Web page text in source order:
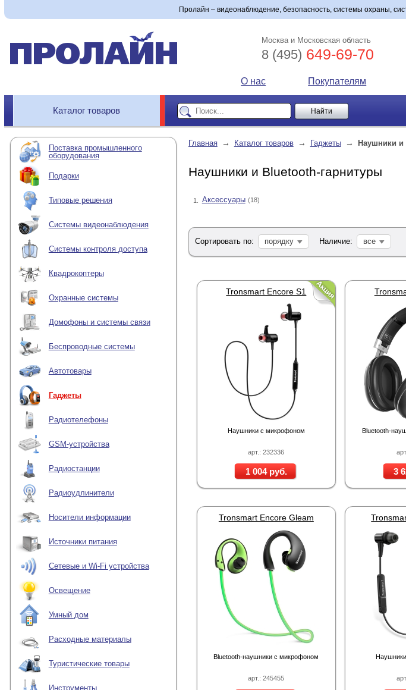
Пролайн – видеонаблюдение, безопасность, системы охраны,
Москва и Московская область
8 (495) 649-69-70
О нас Покупателям
Каталог товаров
Поставка промышленного
оборудования
Подарки
Типовые решения
Системы видеонаблюдения
Системы контроля доступа
Квадрокоптеры
Охранные системы
Домофоны и системы связи
Беспроводные системы
Автотовары
Гаджеты
Радиотелефоны
GSM-устройства
Радиостанции
Радиоудлинители
Носители информации
Источники питания
Сетевые и Wi-Fi устройства
Освещение
Умный дом
Расходные материалы
Туристические товары
Инструменты
Главная → Каталог товаров → Гаджеты → Наушники и
Наушники и Bluetooth-гарнитуры
1. Аксессуары (18)
Сортировать по: порядку Наличие: все
арт.: 232336
Tronsmart Encore S1
Наушники с микрофоном
1 004 руб.
Bluetooth-
3
арт.: 245455
Tronsmart Encore Gleam
Bluetooth-наушники с микрофоном